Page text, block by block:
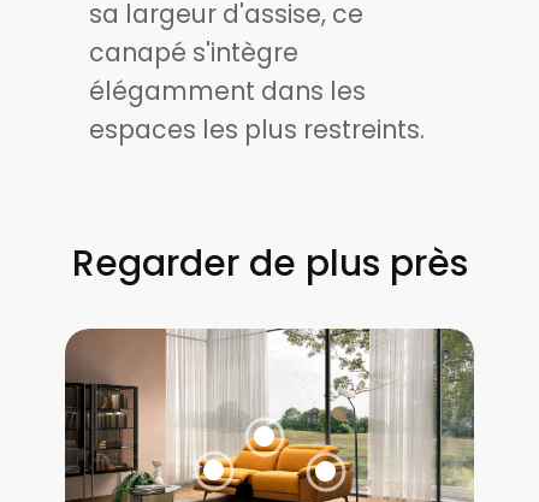
sa largeur d'assise, ce
canapé s'intègre
élégamment dans les
espaces les plus restreints.
Regarder de plus près